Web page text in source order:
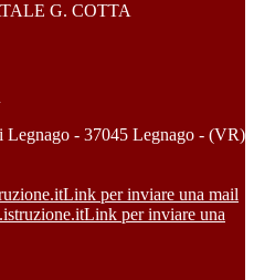
G. COTTA
Legnago - 37045 Legnago - (VR)
Link per inviare una mail
Link per inviare una